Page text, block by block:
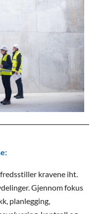
kravene iht.
Gjennom fokus
planlegging,